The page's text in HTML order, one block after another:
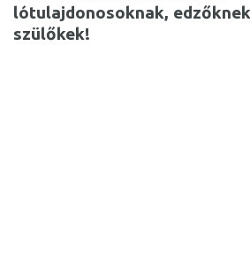
lótulajdonosoknak,
szülőkek!